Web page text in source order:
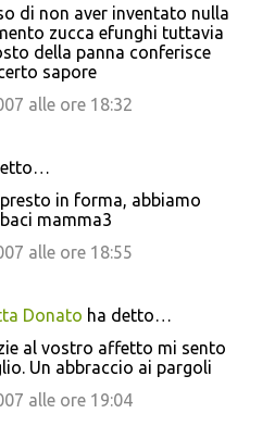
di non aver inventato nulla
zucca efunghi tuttavia
della panna conferisce
sapore
alle ore 18:32
in forma, abbiamo
mamma3
alle ore 18:55
Donato ha detto…
al vostro affetto mi sento
Un abbraccio ai pargoli
alle ore 19:04